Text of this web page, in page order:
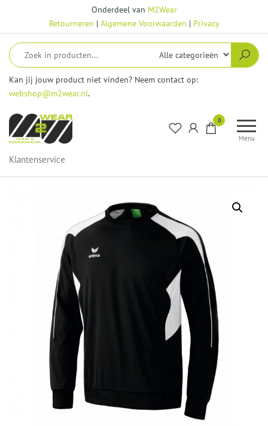
inhoud
Onderdeel van M2Wear
Retourneren | Algemene Voorwaarden | Privacy
Kan jij jouw product niet vinden? Neem contact op:
webshop@m2wear.nl.
Menu
0
Klantenservice